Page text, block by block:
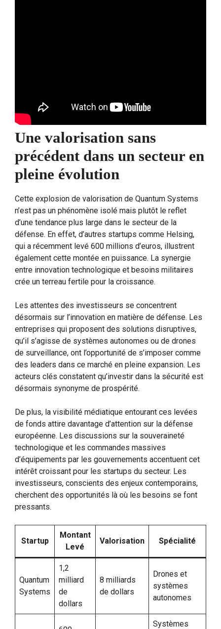
Une valorisation sans
précédent dans un secteur en
pleine évolution
Cette explosion de valorisation de Quantum Systems
n’est pas un phénomène isolé mais plutôt le reflet
d’une tendance plus large dans le secteur de la
défense. En effet, d’autres startups comme Helsing,
qui a récemment levé 600 millions d’euros, illustrent
également cette montée en puissance. La synergie
entre innovation technologique et besoins militaires
crée un terreau fertile pour la croissance.
Les attentes des investisseurs se concentrent
désormais sur l’innovation en matière de défense. Les
entreprises qui proposent des solutions disruptives,
qu’il s’agisse de systèmes autonomes ou de drones
de surveillance, ont l’opportunité de s’imposer comme
des leaders dans ce marché en pleine expansion. Les
acteurs clés constatent qu’investir dans la sécurité est
désormais synonyme de prospérité.
De plus, la visibilité médiatique entourant ces levées
de fonds attire davantage d’attention sur la défense
européenne. Les discussions sur la souveraineté
technologique et les commandes massives
d’équipements par les gouvernements accentuent cet
intérêt croissant pour les startups du secteur. Les
investisseurs, conscients des enjeux contemporains,
cherchent des opportunités là où les besoins se font
pressants.
Startup
Montant
Levé
Valorisation Spécialité
Quantum
Systems
1,2
milliard
de
dollars
8 milliards
de dollars
Drones et
systèmes
autonomes
Systèmes